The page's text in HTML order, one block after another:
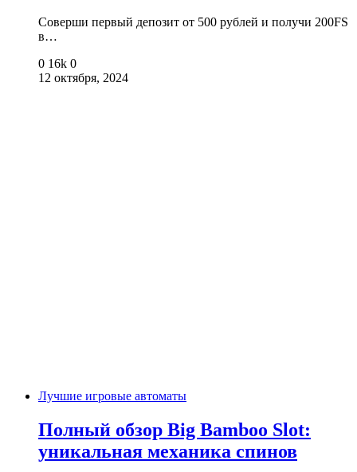
Соверши первый депозит от 500 рублей и получи 200FS
в…
0 16k 0
12 октября, 2024
Лучшие игровые автоматы
Полный обзор Big Bamboo Slot:
уникальная механика спинов